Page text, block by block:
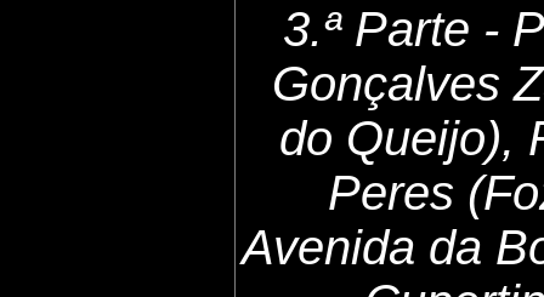
3.ª Parte -
Gonçalves
do Queijo),
Peres
Avenida da